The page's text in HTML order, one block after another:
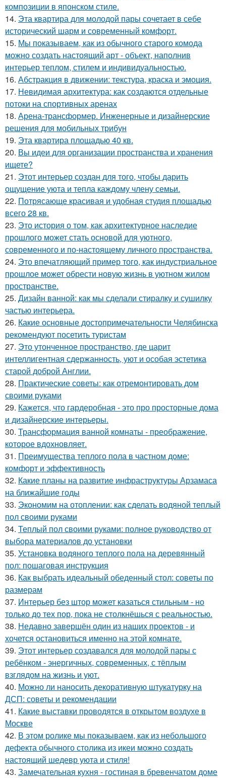
композиции в японском стиле.
14. Эта квартира для молодой пары сочетает в себе
исторический шарм и современный комфорт.
15. Мы показываем, как из обычного старого комода
можно создать настоящий арт - объект, наполнив
интерьер теплом, стилем и индивидуальностью.
16. Абстракция в движении: текстура, краска и эмоция.
17. Невидимая архитектура: как создаются отдельные
потоки на спортивных аренах
18. Арена-трансформер. Инженерные и дизайнерские
решения для мобильных трибун
19. Эта квартира площадью 40 кв.
20. Вы идеи для организации пространства и хранения
ищете?
21. Этот интерьер создан для того, чтобы дарить
ощущение уюта и тепла каждому члену семьи.
22. Потрясающе красивая и удобная студия площадью
всего 28 кв.
23. Это история о том, как архитектурное наследие
прошлого может стать основой для уютного,
современного и по-настоящему личного пространства.
24. Это впечатляющий пример того, как индустриальное
прошлое может обрести новую жизнь в уютном жилом
пространстве.
25. Дизайн ванной: как мы сделали стиралку и сушилку
частью интерьера.
26. Какие основные достопримечательности Челябинска
рекомендуют посетить туристам
27. Это утонченное пространство, где царит
интеллигентная сдержанность, уют и особая эстетика
старой доброй Англии.
28. Практические советы: как отремонтировать дом
своими руками
29. Кажется, что гардеробная - это про просторные дома
и дизайнерские интерьеры.
30. Трансформация ванной комнаты - преображение,
которое вдохновляет.
31. Преимущества теплого пола в частном доме:
комфорт и эффективность
32. Какие планы на развитие инфраструктуры Арзамаса
на ближайшие годы
33. Экономим на отоплении: как сделать водяной теплый
пол своими руками
34. Теплый пол своими руками: полное руководство от
выбора материалов до установки
35. Установка водяного теплого пола на деревянный
пол: пошаговая инструкция
36. Как выбрать идеальный обеденный стол: советы по
размерам
37. Интерьер без штор может казаться стильным - но
только до тех пор, пока не столкнёшься с реальностью.
38. Недавно завершён один из наших проектов - и
хочется остановиться именно на этой комнате.
39. Этот интерьер создавался для молодой пары с
ребёнком - энергичных, современных, с тёплым
взглядом на жизнь и уют.
40. Можно ли наносить декоративную штукатурку на
ДСП: советы и рекомендации
41. Какие выставки проводятся в открытом воздухе в
Москве
42. В этом ролике мы показываем, как из небольшого
дефекта обычного столика из икеи можно создать
настоящий шедевр уюта и стиля!
43. Замечательная кухня - гостиная в бревенчатом доме